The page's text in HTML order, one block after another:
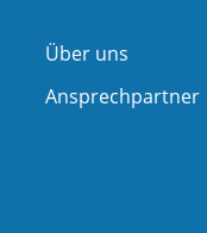
Über uns
Ansprechpartner